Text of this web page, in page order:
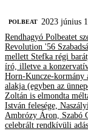
‎POLBEAT
2023 június
Rendhagyó Polbeatet
Revolution '56
mellett Stefka régi
író, illetve a
Horn-Kuncze-kormány
alakja (egyben az
Zoltán is elmondta
István felesége,
Ambrózy Áron, Szabó
celebrált rendkívüli